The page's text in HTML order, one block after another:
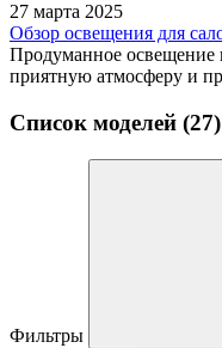
27 марта 2025
Обзор освещения для
Продуманное освещение
приятную атмосферу и
Список моделей (27)
Фильтры